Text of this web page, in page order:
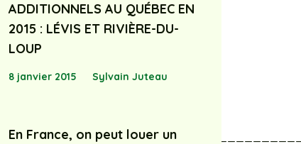
ADDITIONNELS AU QUÉBEC EN
2015 : LÉVIS ET RIVIÈRE-DU-
LOUP
8 janvier 2015 Sylvain Juteau
En France, on peut louer un